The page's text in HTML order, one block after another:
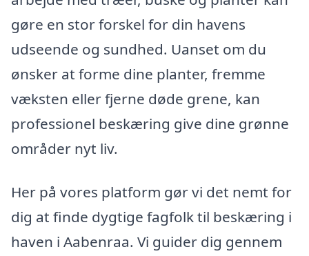
gøre en stor forskel for din havens
udseende og sundhed. Uanset om du
ønsker at forme dine planter, fremme
væksten eller fjerne døde grene, kan
professionel beskæring give dine grønne
områder nyt liv.
Her på vores platform gør vi det nemt for
dig at finde dygtige fagfolk til beskæring i
haven i Aabenraa. Vi guider dig gennem